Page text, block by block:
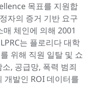
목표를 지원합
자의 증거 기반 요구
체인에 의해 2001
는 플로리다 대학
위해 직원 일탈 및 쇼
, 공급망, 폭력 범죄
개발인 ROI 데이터를